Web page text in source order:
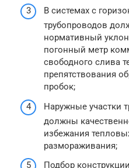
В системах с
трубопроводов
нормативный
погонный метр
свободного слива
препятствования
пробок;
Наружные участки
должны
избежания
размораживания;
Подбор